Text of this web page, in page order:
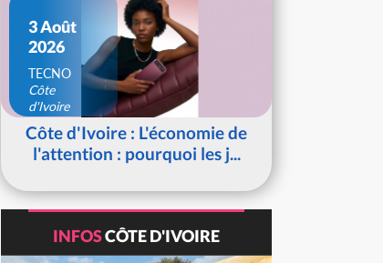
3 Août
2026
TECNO
Côte
d'Ivoire
Côte d'Ivoire : L'économie de
l'attention : pourquoi les j...
INFOSCÔTE D'IVOIRE